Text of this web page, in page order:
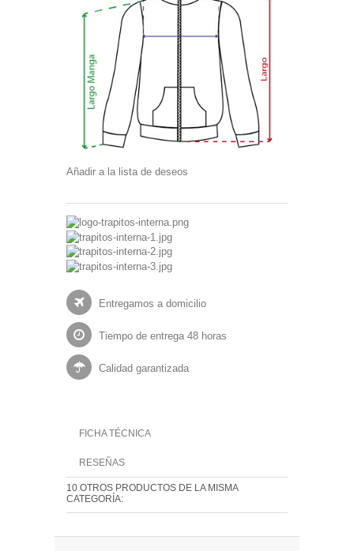
Añadir a la lista de deseos
Entregamos a domicilio
Tiempo de entrega 48 horas
Calidad garantizada
FICHA TÉCNICA
RESEÑAS
10 OTROS PRODUCTOS DE LA MISMA
CATEGORÍA: